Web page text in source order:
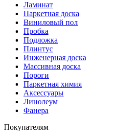
Ламинат
Паркетная доска
Виниловый пол
Пробка
Подложка
Плинтус
Инженерная доска
Массивная доска
Пороги
Паркетная химия
Аксессуары
Линолеум
Фанера
Покупателям